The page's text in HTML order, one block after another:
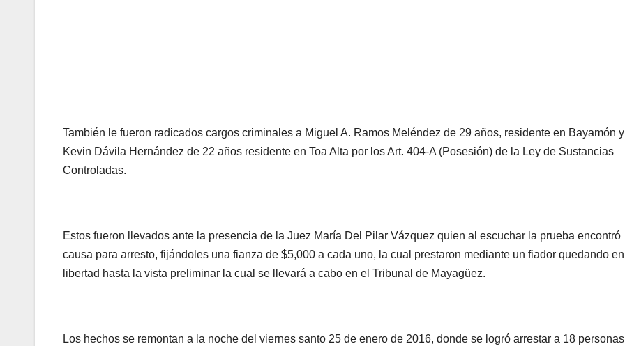
También le fueron radicados cargos criminales a Miguel A. Ramos Meléndez de 29 años, residente en Bayamón
Kevin Dávila Hernández de 22 años residente en Toa Alta por los Art. 404-A (Posesión) de la Ley de Sustancias
Controladas.
Estos fueron llevados ante la presencia de la Juez María Del Pilar Vázquez quien al escuchar la prueba encontró
causa para arresto, fijándoles una fianza de $5,000 a cada uno, la cual prestaron mediante un fiador quedando en
libertad hasta la vista preliminar la cual se llevará a cabo en el Tribunal de Mayagüez.
Los hechos se remontan a la noche del viernes santo 25 de enero de 2016, donde se logró arrestar a 18